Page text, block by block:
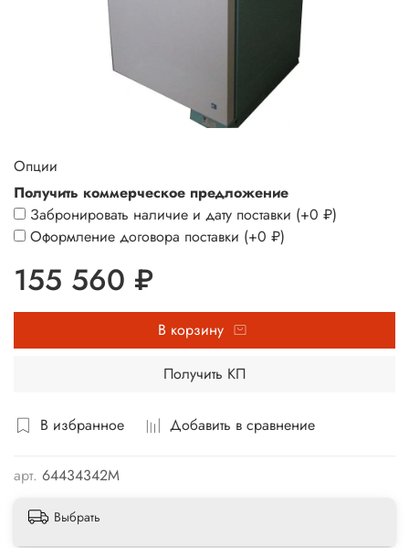
В избранное Добавить в сравнение
арт. 64434342М
Опции
Получить коммерческое предложение
Забронировать наличие и дату поставки (+0 ₽)
Оформление договора поставки (+0 ₽)
155 560 ₽
В корзину
Получить КП
Выбрать